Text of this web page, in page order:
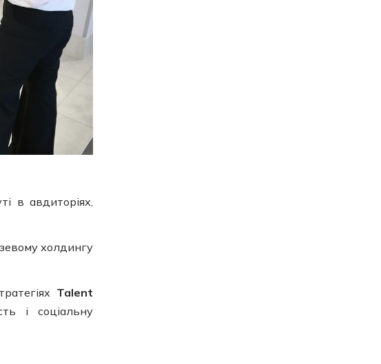
в авдиторіях,
холдингу
Talent
і соціальну